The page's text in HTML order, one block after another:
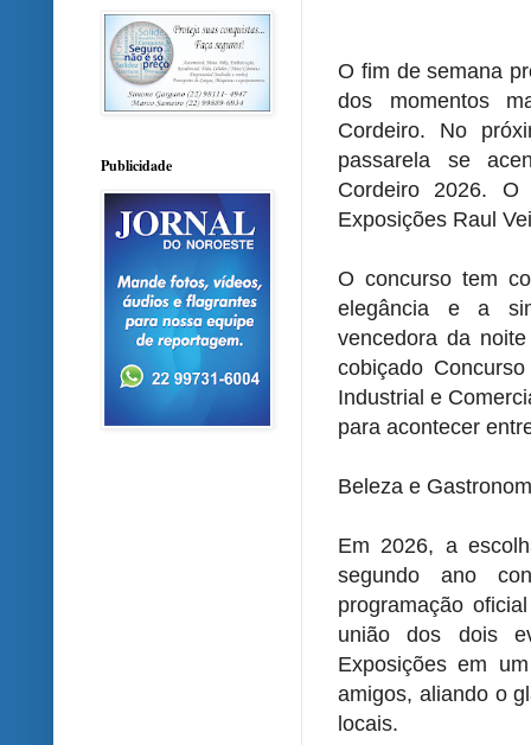
O fim de semana
dos momentos
Cordeiro. No
passarela se
Cordeiro 2026.
Exposições Raul
O concurso tem
elegância e a
vencedora da
cobiçado
Industrial e
para acontecer
Beleza e
Em 2026, a
segundo ano
programação
união dos dois
Exposições em
amigos, aliando o
locais.
Publicidade